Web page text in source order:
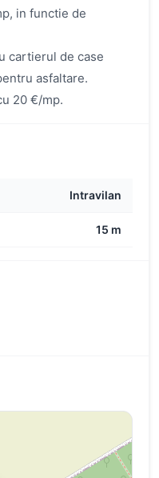
in functie de
cartierul de case
asfaltare.
20 €/mp.
Intravilan
15 m